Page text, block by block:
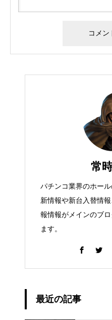
常
パチンコ業界のホー
新情報や新台入替情
報情報がメインのブ
ます。
最近の記事